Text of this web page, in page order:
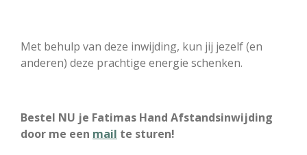
Met behulp van deze inwijding, kun jij jezelf (en
anderen) deze prachtige energie schenken.
Bestel NU je Fatimas Hand Afstandsinwijding
door me een mail te sturen!